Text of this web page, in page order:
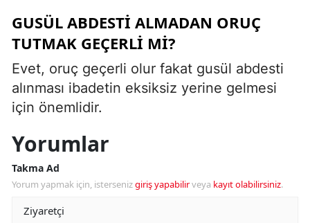
GUSÜL ABDESTI ALMADAN ORUÇ
TUTMAK GEÇERLI MI?
Evet, oruç geçerli olur fakat gusül abdesti
alınması ibadetin eksiksiz yerine gelmesi
için önemlidir.
Yorumlar
Takma Ad
Yorum yapmak için, istersenizgiriş yapabilirveya kayıt olabilirsiniz.